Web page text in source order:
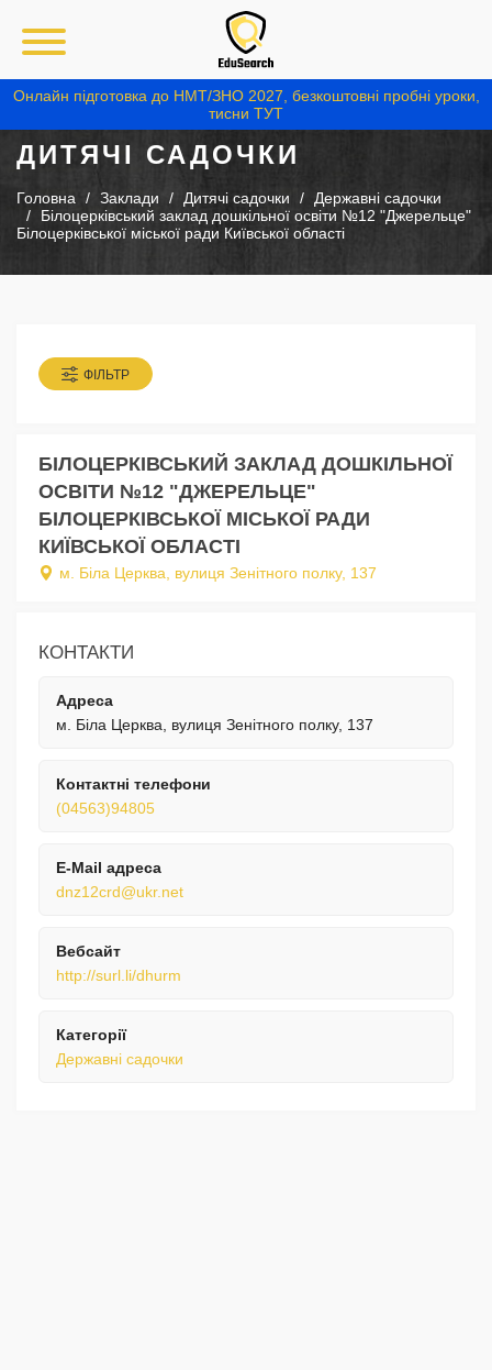
Онлайн підготовка до НМТ/ЗНО 2027, безкоштовні пробні уроки,
тисни ТУТ
ДИТЯЧІ САДОЧКИ
Головна Заклади Дитячі садочки
Державні садочки
Білоцерківський заклад дошкільної освіти №12 "Джерельце"
Білоцерківської міської ради Київської області
ФІЛЬТР
БІЛОЦЕРКІВСЬКИЙ ЗАКЛАД ДОШКІЛЬНОЇ
ОСВІТИ №12 "ДЖЕРЕЛЬЦЕ"
БІЛОЦЕРКІВСЬКОЇ МІСЬКОЇ РАДИ
КИЇВСЬКОЇ ОБЛАСТІ
м. Біла Церква, вулиця Зенітного полку, 137
КОНТАКТИ
Адреса
м. Біла Церква, вулиця Зенітного полку, 137
Контактні телефони
(04563)94805
E-Mail адреса
dnz12crd@ukr.net
Вебсайт
http://surl.li/dhurm
Категорії
Державні садочки